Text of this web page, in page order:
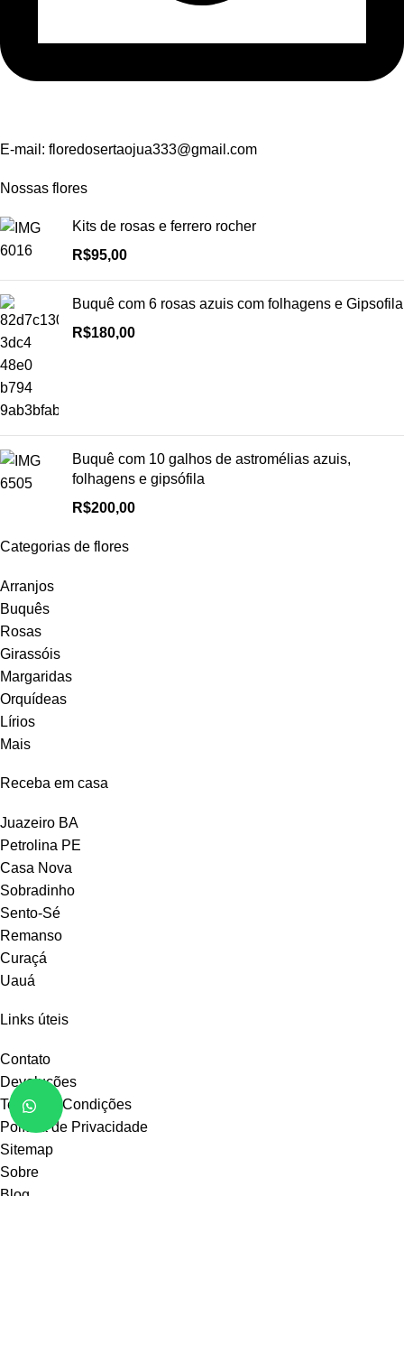
E-mail: floredosertaojua333@gmail.com
Nossas flores
Kits de rosas e ferrero rocher
R$95,00
Buquê com 6 rosas azuis com folhagens e Gipsofila
R$180,00
Buquê com 10 galhos de astromélias azuis,
folhagens e gipsófila
R$200,00
Categorias de flores
Arranjos
Buquês
Rosas
Girassóis
Margaridas
Orquídeas
Lírios
Mais
Receba em casa
Juazeiro BA
Petrolina PE
Casa Nova
Sobradinho
Sento-Sé
Remanso
Curaçá
Uauá
Links úteis
Contato
Devoluções
Termos e Condições
Política de Privacidade
Sitemap
Sobre
Blog